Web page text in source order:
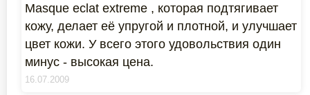
Masque eclat extreme , которая подтягивает
кожу, делает её упругой и плотной, и улучшает
цвет кожи. У всего этого удовольствия один
минус - высокая цена.
16.07.2009